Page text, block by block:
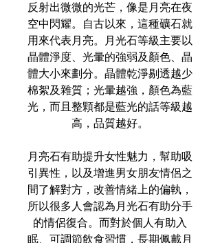
反射出微微的光芒，像是月亮在夜
空中閃耀。自古以來，這種礦石就
用來代表月亮。月光石等級主要以
晶體淨度、光暈的強弱及顏色、晶
體大小來劃分。晶體乾淨剔透越少
棉絮及雜質；光暈越強，顏色為藍
光，而且整顆都是藍光的話等級越
高，品質越好。
月亮石有助提升女性魅力，幫助吸
引異性，以及增進男女朋友情侶之
間了解對方，改善情緒上的偏執，
所以很多人會認為月光石有助分手
的情侶復合。而對於個人有助入
眠、可調節飲食習慣，長期佩戴月